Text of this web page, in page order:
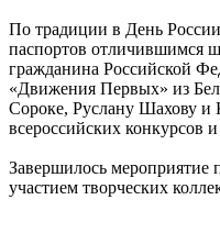
По традиции в День
паспортов отличившимся
гражданина Российской
«Движения Первых» из
Сороке, Руслану Шахову
всероссийских конкурсов
Завершилось мероприятие
участием творческих